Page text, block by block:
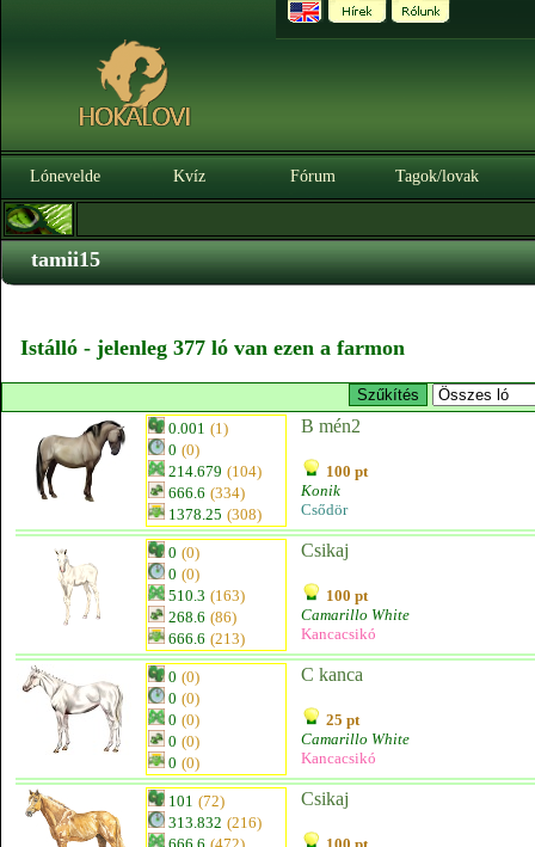
Lónevelde Kvíz Fórum Tagok/lovak
tamii15
Istálló - jelenleg 377 ló van ezen a farmon
0.001 (1)
0 (0)
214.679 (104)
666.6 (334)
1378.25 (308)
B mén2
100 pt
Konik
Csődör
0 (0)
0 (0)
510.3 (163)
268.6 (86)
666.6 (213)
Csikaj
100 pt
Camarillo White
Kancacsikó
0 (0)
0 (0)
0 (0)
0 (0)
0 (0)
C kanca
25 pt
Camarillo White
Kancacsikó
101 (72)
313.832 (216)
Csikaj